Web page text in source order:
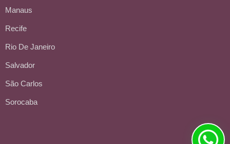
Manaus
Recife
Rio De Janeiro
Salvador
São Carlos
Sorocaba